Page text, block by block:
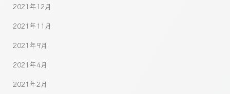
2021年12月
2021年11月
2021年9月
2021年4月
2021年2月